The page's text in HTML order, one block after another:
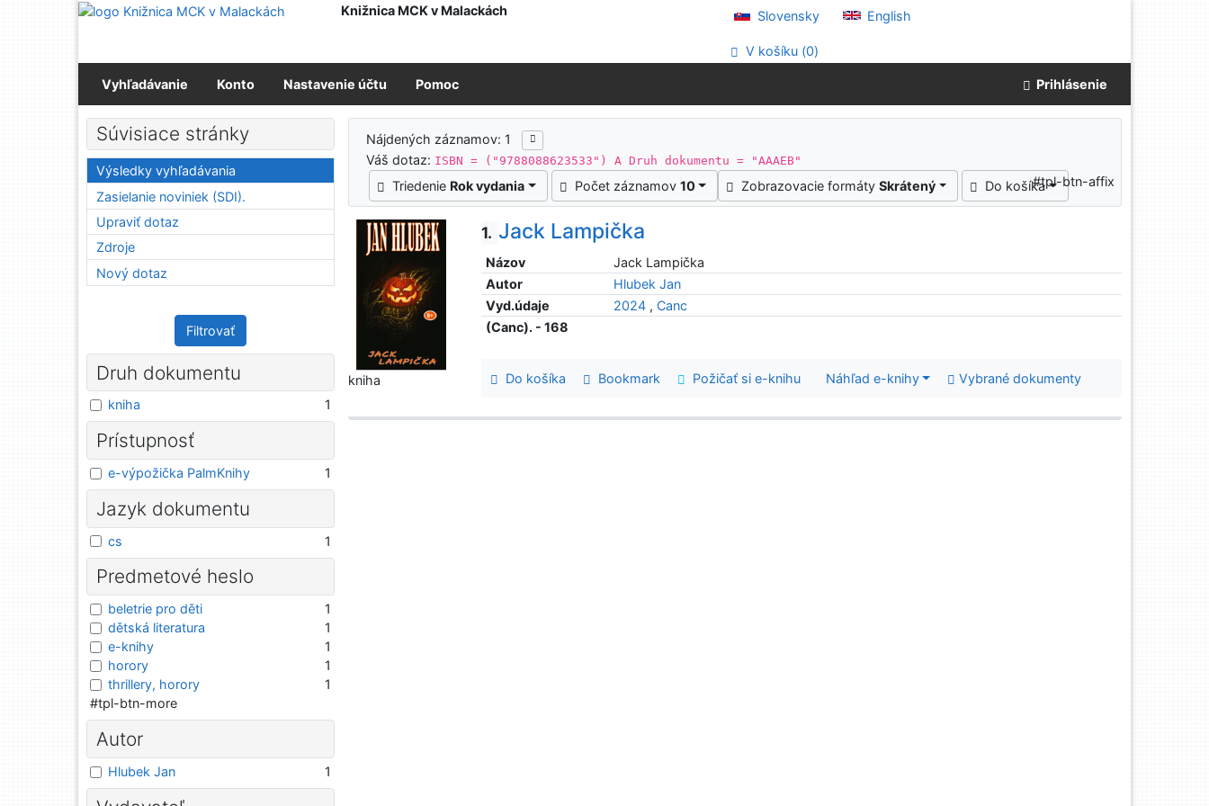
Prejsť na obsah
Knižnica MCK v Malackách Slovensky English
V košíku (0)
Vyhľadávanie Konto Nastavenie účtu Pomoc Prihlásenie
Výsledky vyhľadávania
Nájdených záznamov: 1
Váš dotaz: ISBN = ("9788088623533") A Druh dokumentu = "AAAEB"
Triedenie Rok vydania Počet záznamov 10 Zobrazovacie formáty Skrátený Do košíka#tpl-btn-affix
1. Jack Lampička
Názov
Jack Lampička
Autor
Hlubek Jan
Vyd.údaje
2024 ,Canc
(Canc). - 168
Do košíka Bookmark Požičať si e-knihu Náhľad e-knihy Vybrané dokumenty
kniha
Súvisiace stránky
Výsledky vyhľadávania
Zasielanie noviniek (SDI).
Upraviť dotaz
Zdroje
Nový dotaz
Filtrovať
Druh dokumentu
kniha 1
Prístupnosť
e-výpožička PalmKnihy 1
Jazyk dokumentu
cs 1
Predmetové heslo
beletrie pro děti
1
dětská literatura
1
e-knihy
1
horory
1
thrillery, horory
1
#tpl-btn-more
Autor
Hlubek Jan 1